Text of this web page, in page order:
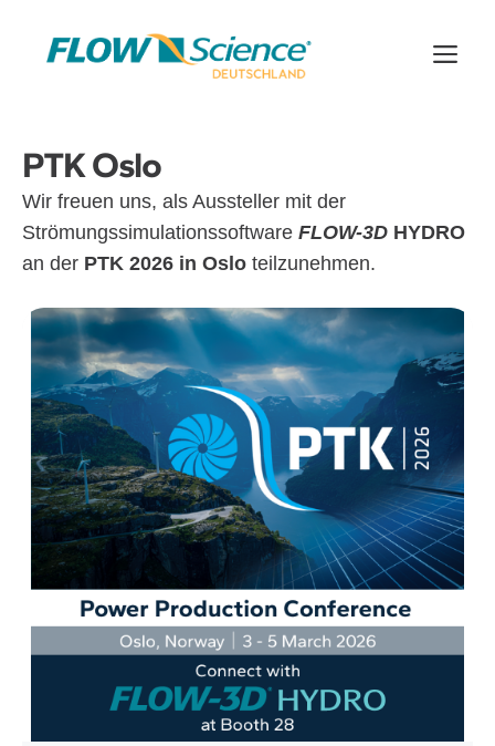
springen
PTK Oslo
Wir freuen uns, als Aussteller mit der
Strömungssimulationssoftware FLOW-3D HYDRO
an der PTK 2026 in Oslo teilzunehmen.